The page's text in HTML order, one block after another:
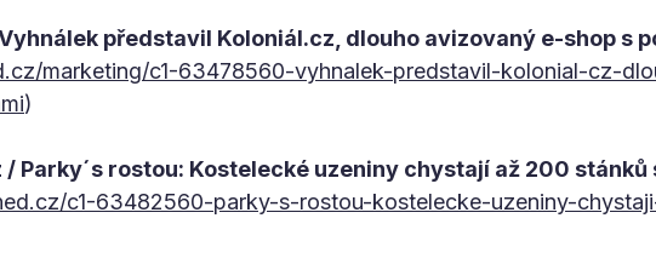
představil Koloniál.cz, dlouho avizovaný e-shop s
marketing/c1-63478560-vyhnalek-predstavil-kolonial-cz-
)
Parky´s rostou: Kostelecké uzeniny chystají až 200
c1-63482560-parky-s-rostou-kostelecke-uzeniny-